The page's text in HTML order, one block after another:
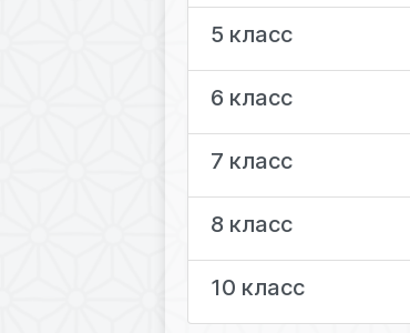
5 класс
6 класс
7 класс
8 класс
10 класс